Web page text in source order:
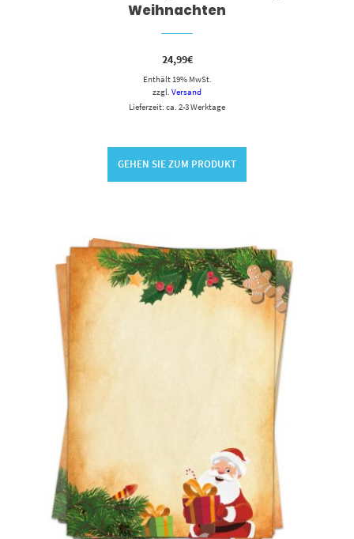
Weihnachten
24,99€
Enthält 19% MwSt.
zzgl. Versand
Lieferzeit: ca. 2-3 Werktage
GEHEN SIE ZUM PRODUKT